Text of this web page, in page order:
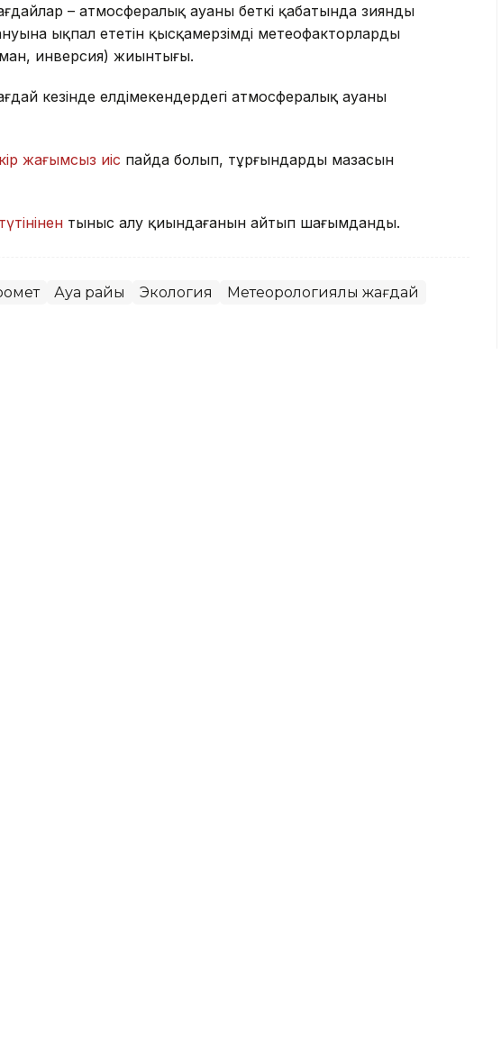
– атмосфералық ауаның беткі қабатында зиянды
ықпал ететін қысқамерзімді метеофакторлардың
инверсия) жиынтығы.
кезінде елдімекендердегі атмосфералық ауаның
жағымсыз иіс пайда болып, тұрғындардың мазасын
тыныс алу қиындағанын айтып шағымданды.
Ауа райы Экология Метеорологиялық жағдай